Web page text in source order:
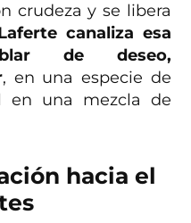
crudeza y se libera
canaliza esa
de deseo,
, en una especie de
en una mezcla de
hacia el